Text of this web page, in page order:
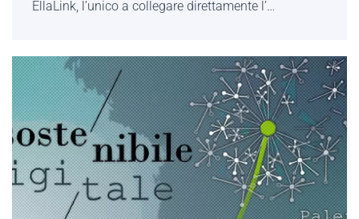
EllaLink, l’unico a collegare direttamente l’…